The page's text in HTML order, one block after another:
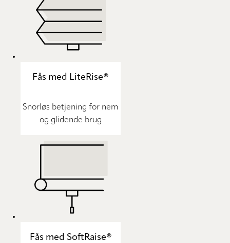
Fås med LiteRise®
Snorløs betjening for nem
og glidende brug
Fås med SoftRaise®